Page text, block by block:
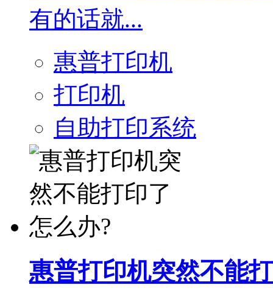
有的话就...
惠普打印机
打印机
自助打印系统
惠普打印机突然不能